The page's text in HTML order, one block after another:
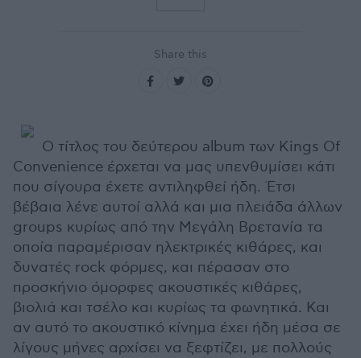
Share this
Ο τίτλος του δεύτερου album των Kings Of
Convenience έρχεται να μας υπενθυμίσει κάτι
που σίγουρα έχετε αντιληφθεί ήδη. Έτσι
βέβαια λένε αυτοί αλλά και μια πλειάδα άλλων
groups κυρίως από την Μεγάλη Βρετανία τα
οποία παραμέρισαν ηλεκτρικές κιθάρες, και
δυνατές rock φόρμες, και πέρασαν στο
προσκήνιο όμορφες ακουστικές κιθάρες,
βιολιά και τσέλο και κυρίως τα φωνητικά. Και
αν αυτό το ακουστικό κίνημα έχει ήδη μέσα σε
λίγους μήνες αρχίσει να ξεφτίζει, με πολλούς